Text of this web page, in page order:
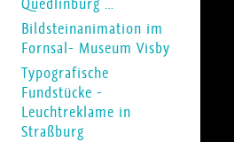
Bildsteinanimation im
Fornsal- Museum Visby
Typografische
Fundstücke -
Leuchtreklame in
Straßburg